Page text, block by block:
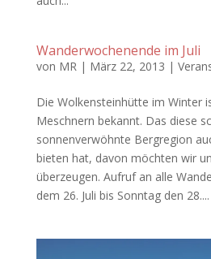
Wanderwochenende im Juli
von MR| März 22, 2013 |
Die Wolkensteinhütte im Winter
Meschnern bekannt. Das diese
sonnenverwöhnte Bergregion
bieten hat, davon möchten wir
überzeugen. Aufruf an alle
dem 26. Juli bis Sonntag den 28....